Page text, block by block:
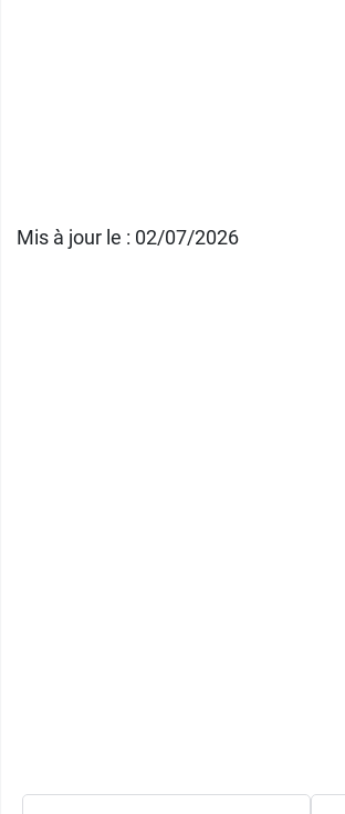
tube
Mis à jour le : 02/07/2026